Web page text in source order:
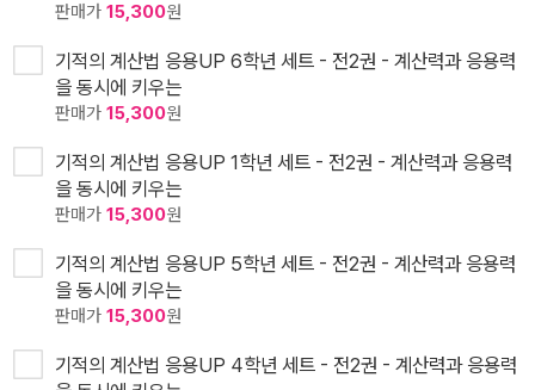
판매가 15,300원
기적의 계산법 응용UP 6학년 세트 - 전2권 - 계산력과 응용력
을 동시에 키우는
판매가 15,300원
기적의 계산법 응용UP 1학년 세트 - 전2권 - 계산력과 응용력
을 동시에 키우는
판매가 15,300원
기적의 계산법 응용UP 5학년 세트 - 전2권 - 계산력과 응용력
을 동시에 키우는
판매가 15,300원
기적의 계산법 응용UP 4학년 세트 - 전2권 - 계산력과 응용력